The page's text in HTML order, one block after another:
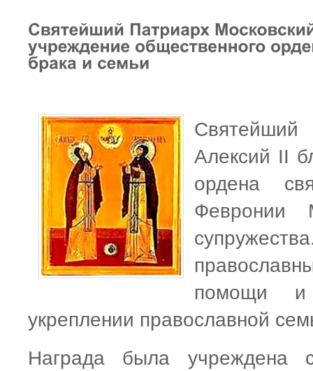
Алексий II
ордена
Февронии
помощи и
укреплении православной
Награда была учреждена